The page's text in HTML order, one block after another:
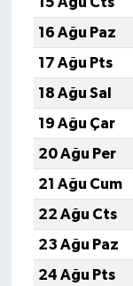
16 Ağu Paz
17 Ağu Pts
18 Ağu Sal
19 Ağu Çar
20 Ağu Per
21 Ağu Cum
22 Ağu Cts
23 Ağu Paz
24 Ağu Pts